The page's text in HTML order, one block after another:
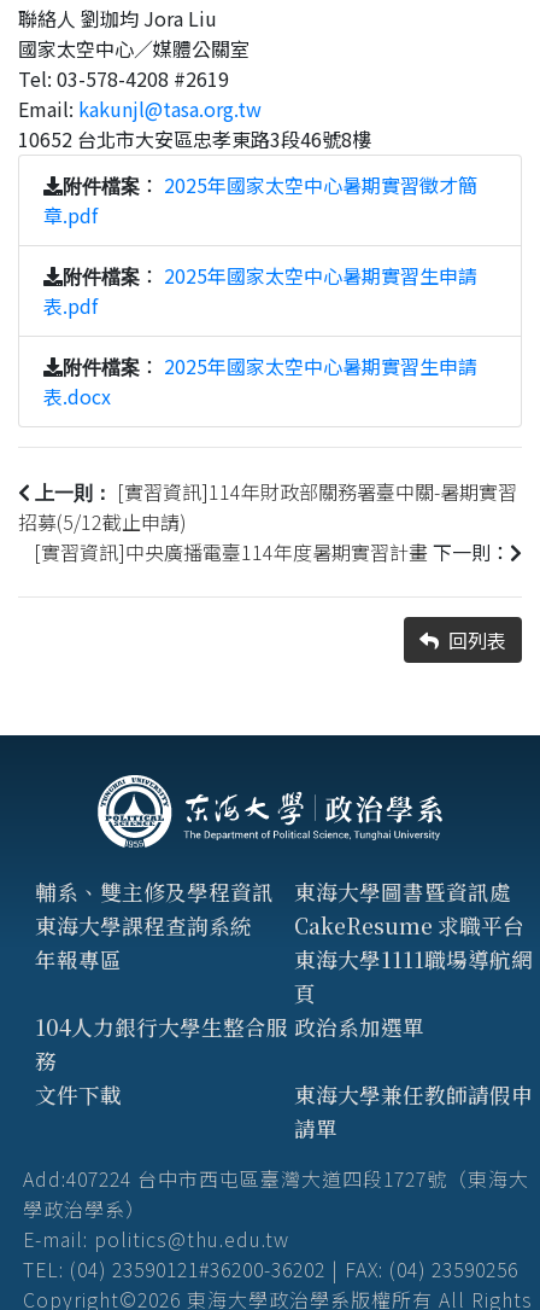
聯絡人 劉珈均 Jora Liu
國家太空中心／媒體公關室
Tel: 03-578-4208 #2619
Email: kakunjl@tasa.org.tw
10652 台北市大安區忠孝東路3段46號8樓
附件檔案 ： 2025年國家太空中心暑期實習徵才簡
章.pdf
附件檔案 ： 2025年國家太空中心暑期實習生申請
表.pdf
附件檔案 ： 2025年國家太空中心暑期實習生申請
表.docx
上一則：
[實習資訊]114年財政部關務署臺中關-暑期實習
招募(5/12截止申請)
[實習資訊]中央廣播電臺114年度暑期實習計畫下一則：
回列表
輔系、雙主修及學程資訊
東海大學圖書暨資訊處
東海大學課程查詢系統
CakeResume 求職平台
年報專區
東海大學1111職場導航網
頁
104人力銀行大學生整合服
務
政治系加選單
文件下載
東海大學兼任教師請假申
請單
Add:407224 台中市西屯區臺灣大道四段1727號（東海大
學政治學系）
E-mail: politics@thu.edu.tw
TEL: (04) 23590121#36200-36202 | FAX: (04) 23590256
Copyright©2026 東海大學政治學系版權所有 All Rights